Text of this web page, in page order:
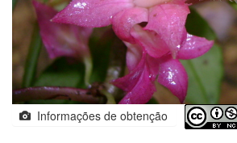
Informações de obtenção